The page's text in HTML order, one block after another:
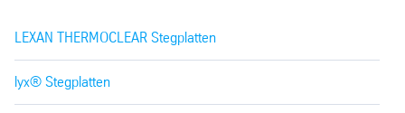
LEXAN THERMOCLEAR Stegplatten
lyx® Stegplatten